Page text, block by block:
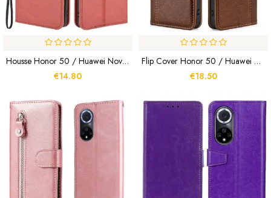
Housse Honor 50 / Huawei Nova 9 Simili Cuir Flashy
€14.80
Flip Cover Honor 50 / Huawei Nova 9 Style Cuir Vintage
€18.50